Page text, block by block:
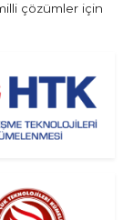
çözümler için